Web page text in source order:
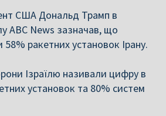
США Дональд Трамп в
ABC News зазначав, що
ракетних установок Ірану.
Ізраїлю називали цифру в
установок та 80% систем